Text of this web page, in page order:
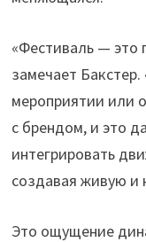
«Фестиваль — это
замечает
мероприятии или
с брендом, и это
интегрировать
создавая живую и
Это ощущение